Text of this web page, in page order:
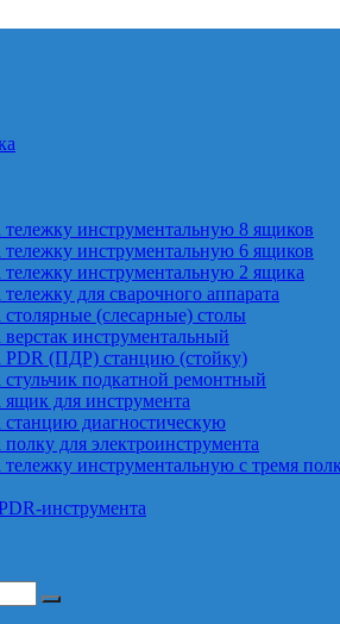
инструментальную 8 ящиков
инструментальную 6 ящиков
инструментальную 2 ящика
для сварочного аппарата
(слесарные) столы
инструментальный
(ПДР) станцию (стойку)
подкатной ремонтный
для инструмента
диагностическую
для электроинструмента
инструментальную с тремя
инструмента